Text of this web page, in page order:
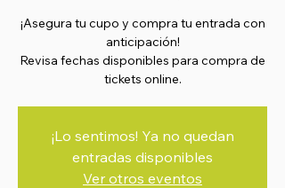
¡Asegura tu cupo y compra tu entrada con
anticipación!
Revisa fechas disponibles para compra de
tickets online.
¡Lo sentimos! Ya no quedan
entradas disponibles
Ver otros eventos